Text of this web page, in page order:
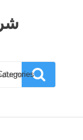
Search
for